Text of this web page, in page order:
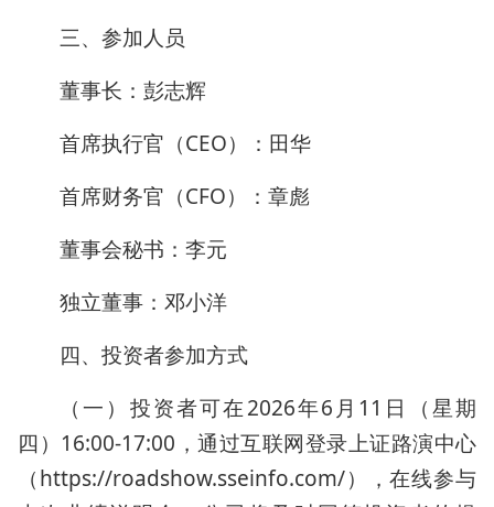
三、参加人员
董事长：彭志辉
首席执行官（CEO）：田华
首席财务官（CFO）：章彪
董事会秘书：李元
独立董事：邓小洋
四、投资者参加方式
（一）投资者可在2026年6月11日（星期
四）16:00-17:00，通过互联网登录上证路演中心
（https://roadshow.sseinfo.com/），在线参与